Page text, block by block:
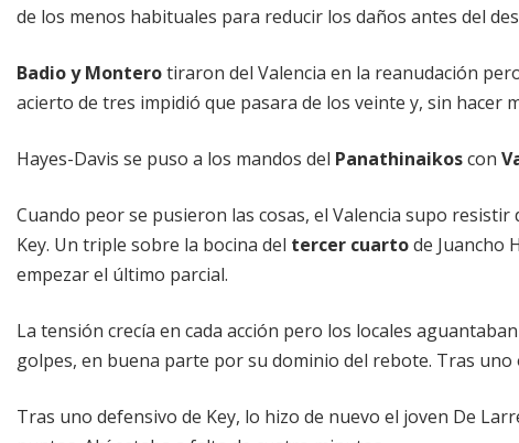
de los menos habituales para reducir los daños antes del
Badio y Monterotiraron del Valencia en la reanudación
acierto de tres impidió que pasara de los veinte y, sin hacer
Hayes-Davis se puso a los mandos del Panathinaikoscon
Cuando peor se pusieron las cosas, el Valencia supo
Key. Un triple sobre la bocina del tercer cuartode Juancho
empezar el último parcial.
La tensión crecía en cada acción pero los locales
golpes, en buena parte por su dominio del rebote. Tras
Tras uno defensivo de Key, lo hizo de nuevo el joven De